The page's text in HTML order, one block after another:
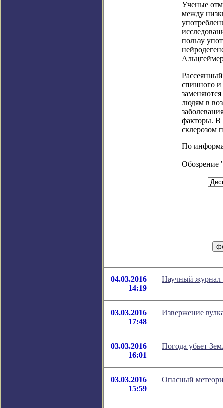
Ученые
между
пользу
спинного и
людям в
факторы. В
склерозом
По
Обозрение
04.03.2016
14:19
Научный журнал
03.03.2016
17:48
Извержение
03.03.2016
16:01
Погода убьет
03.03.2016
15:59
Опасный